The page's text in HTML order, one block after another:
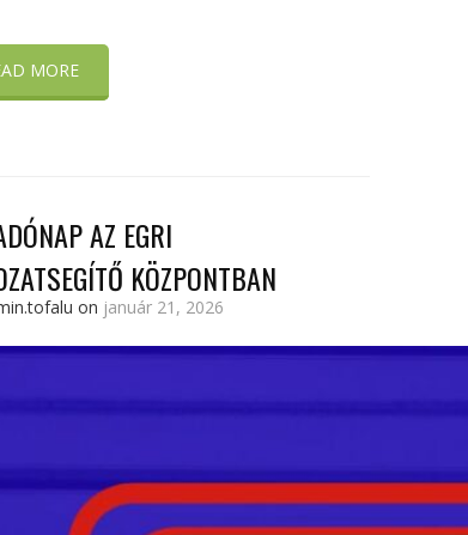
MORE
AZ EGRI
KÖZPONTBAN
on január 21, 2026